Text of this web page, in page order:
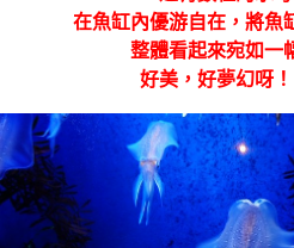
在魚缸內優游自在，將魚
整體看起來宛如一
好美，好夢幻呀！